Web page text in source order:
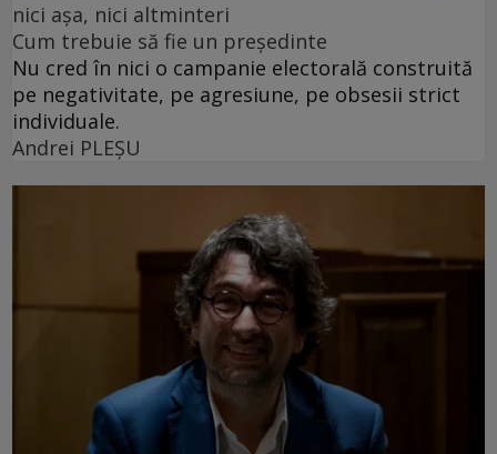
nici așa, nici altminteri
Cum trebuie să fie un președinte
Nu cred în nici o campanie electorală construită
pe negativitate, pe agresiune, pe obsesii strict
individuale.
Andrei PLEŞU